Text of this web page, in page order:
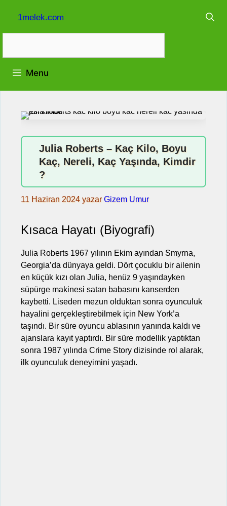
1melek.com
Menu
Julia Roberts – Kaç Kilo, Boyu
Kaç, Nereli, Kaç Yaşında, Kimdir
?
11 Haziran 2024 yazarGizem Umur
Kısaca Hayatı (Biyografi)
Julia Roberts 1967 yılının Ekim ayından Smyrna,
Georgia’da dünyaya geldi. Dört çocuklu bir ailenin
en küçük kızı olan Julia, henüz 9 yaşındayken
süpürge makinesi satan babasını kanserden
kaybetti. Liseden mezun olduktan sonra oyunculuk
hayalini gerçekleştirebilmek için New York’a
taşındı. Bir süre oyuncu ablasının yanında kaldı ve
ajanslara kayıt yaptırdı. Bir süre modellik yaptıktan
sonra 1987 yılında Crime Story dizisinde rol alarak,
ilk oyunculuk deneyimini yaşadı.